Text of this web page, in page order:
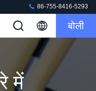
86-755-8416-5293
बोली
में